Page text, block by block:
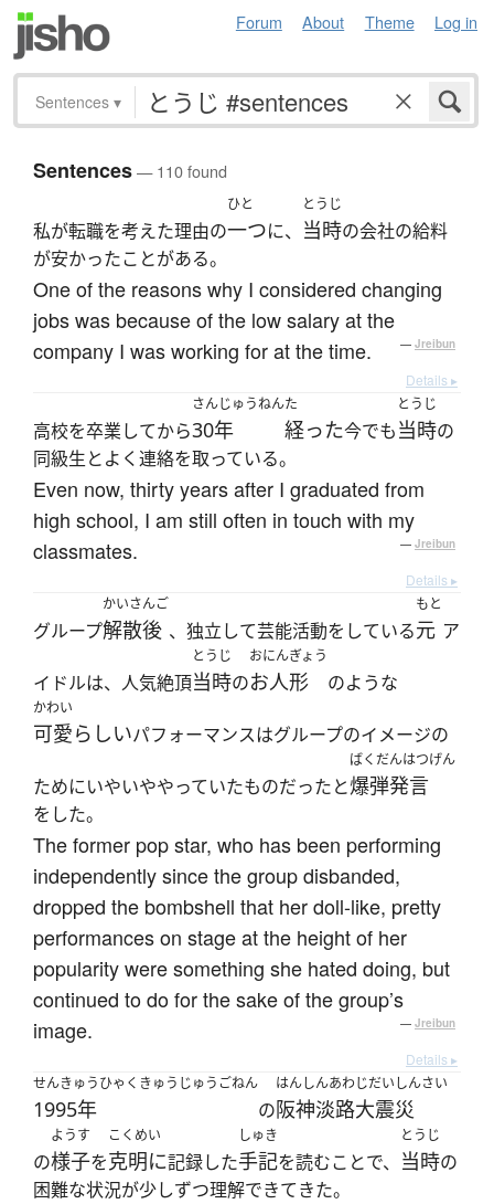
Forum About Theme Log in
Sentences ▾
Sentences— 110 found
私が転職を考えた理由の
ひと
一つに、
とうじ
当時の会社の給料
が安かったことがある。
One of the reasons why I considered changing
jobs was because of the low salary at the
company I was working for at the time.
— Jreibun
Details ▸
高校を卒業してから
さんじゅうねん
30年
た
経った今でも
とうじ
当時の
同級生とよく連絡を取っている。
Even now, thirty years after I graduated from
high school, I am still often in touch with my
classmates.
— Jreibun
Details ▸
グループ
かいさんご
解散後 、独立して芸能活動をしている
もと
元 ア
イドルは、人気絶頂
とうじ
当時の
おにんぎょう
お人形 のような
かわい
可愛らしいパフォーマンスはグループのイメージの
ためにいやいややっていたものだったと
ばくだんはつげん
爆弾発言
をした。
The former pop star, who has been performing
independently since the group disbanded,
dropped the bombshell that her doll-like, pretty
performances on stage at the height of her
popularity were something she hated doing, but
continued to do for the sake of the group’s
image.
— Jreibun
Details ▸
せんきゅうひゃくきゅうじゅうごねん
1995年 の
はんしんあわじだいしんさい
阪神淡路大震災
の
ようす
様子を
こくめい
克明に記録した
しゅき
手記を読むことで、
とうじ
当時の
困難な状況が少しずつ理解できてきた。